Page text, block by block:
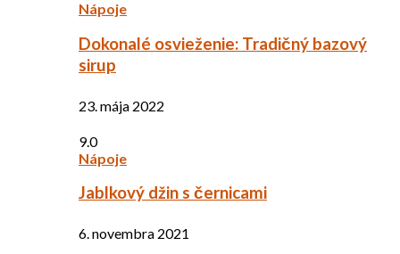
Nápoje
Dokonalé osvieženie: Tradičný bazový
sirup
23. mája 2022
9.0
Nápoje
Jablkový džin s černicami
6. novembra 2021